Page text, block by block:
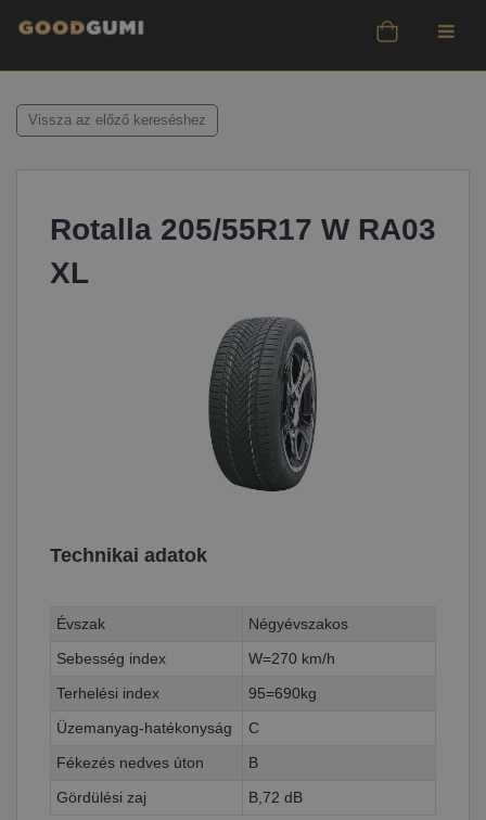
Vissza az előző kereséshez
Rotalla 205/55R17 W RA03
XL
Technikai adatok
Évszak
Négyévszakos
Sebesség index
W=270 km/h
Terhelési index
95=690kg
Üzemanyag-hatékonyság
C
Fékezés nedves úton
B
Gördülési zaj
B,72 dB